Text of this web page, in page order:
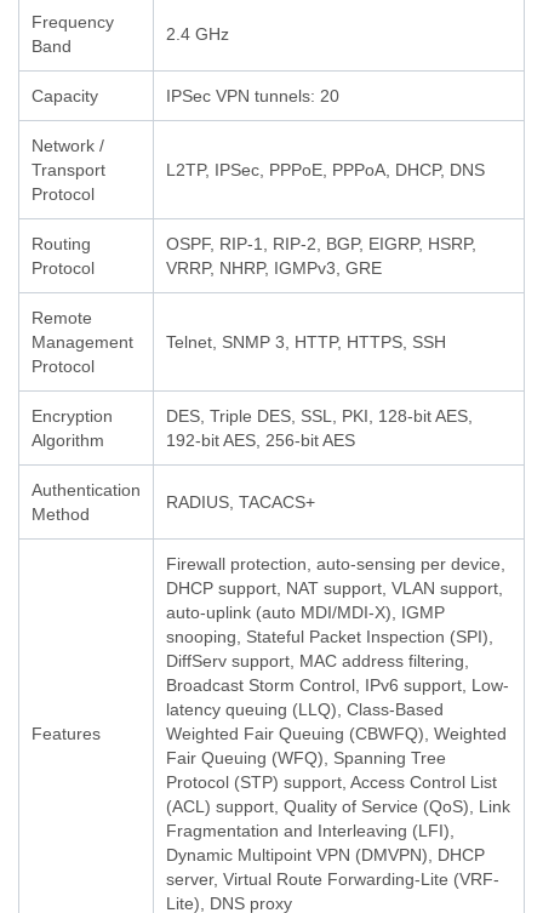
Frequency
Band
2.4 GHz
Capacity IPSec VPN tunnels: 20
Network /
Transport
Protocol
L2TP, IPSec, PPPoE, PPPoA, DHCP, DNS
Routing
Protocol
OSPF, RIP-1, RIP-2, BGP, EIGRP, HSRP,
VRRP, NHRP, IGMPv3, GRE
Remote
Management
Protocol
Telnet, SNMP 3, HTTP, HTTPS, SSH
Encryption
Algorithm
DES, Triple DES, SSL, PKI, 128-bit AES,
192-bit AES, 256-bit AES
Authentication
Method
RADIUS, TACACS+
Features
Firewall protection, auto-sensing per device,
DHCP support, NAT support, VLAN support,
auto-uplink (auto MDI/MDI-X), IGMP
snooping, Stateful Packet Inspection (SPI),
DiffServ support, MAC address filtering,
Broadcast Storm Control, IPv6 support, Low-
latency queuing (LLQ), Class-Based
Weighted Fair Queuing (CBWFQ), Weighted
Fair Queuing (WFQ), Spanning Tree
Protocol (STP) support, Access Control List
(ACL) support, Quality of Service (QoS), Link
Fragmentation and Interleaving (LFI),
Dynamic Multipoint VPN (DMVPN), DHCP
server, Virtual Route Forwarding-Lite (VRF-
Lite), DNS proxy